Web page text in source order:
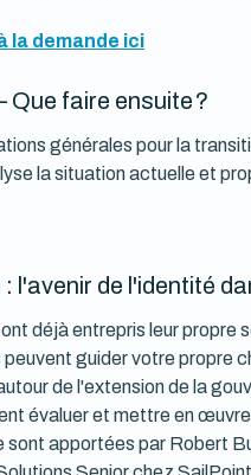
la demande ici
Que faire ensuite ?
générales pour la
la situation actuelle et
l'avenir de l'identité
déjà entrepris leur propre
guider votre propre
de l'extension de la
évaluer et mettre en
apportées par Robert